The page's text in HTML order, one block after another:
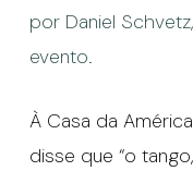
por Daniel
evento.
À Casa da
disse que “o